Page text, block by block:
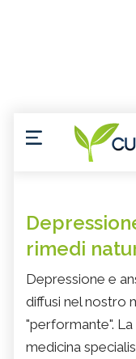
rimedi
Depressione e
diffusi nel nostro
"performante".
medicina